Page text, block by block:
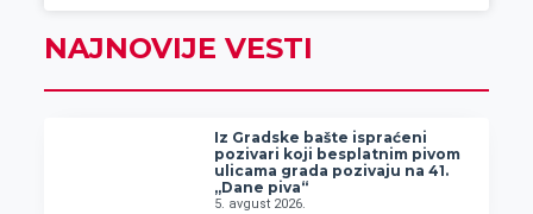
NAJNOVIJE VESTI
Iz Gradske bašte ispraćeni
pozivari koji besplatnim pivom
ulicama grada pozivaju na 41.
„Dane piva“
5. avgust 2026.